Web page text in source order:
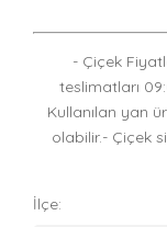
- Çiçek
teslimatları
Kullanılan yan
olabilir.- Çiçek
İlçe: